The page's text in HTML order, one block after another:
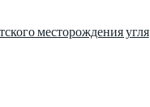
месторождения угля